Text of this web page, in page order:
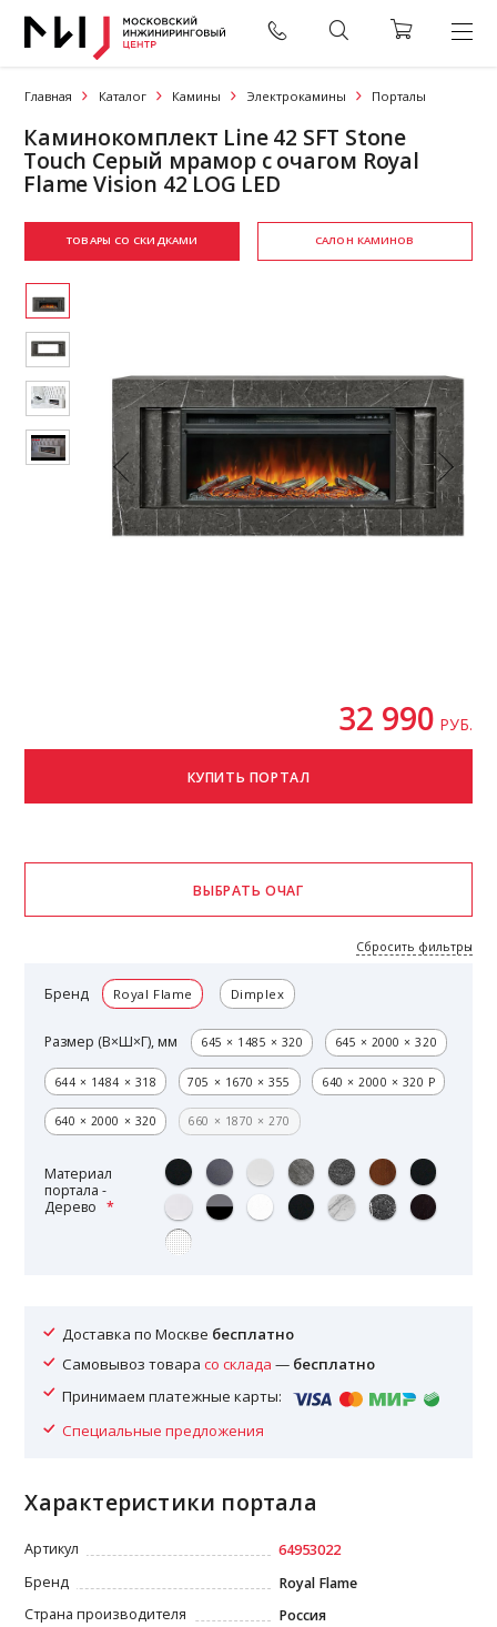
Главная Каталог Камины Электрокамины Порталы
Каминокомплект Line 42 SFT Stone
Touch Серый мрамор с очагом Royal
Flame Vision 42 LOG LED
ТОВАРЫ СО СКИДКАМИ САЛОН КАМИНОВ
32 990 РУБ.
Бренд Royal Flame Dimplex
Размер (В×Ш×Г), мм 645 × 1485 × 320 645 × 2000 × 320
644 × 1484 × 318 705 × 1670 × 355 640 × 2000 × 320 Р
640 × 2000 × 320 660 × 1870 × 270
Материал
портала -
Дерево
Сбросить фильтры
Доставка по Москве бесплатно
Самовывоз товарасо склада — бесплатно
Принимаем платежные карты:
Специальные предложения
Характеристики портала
Артикул
64953022
Бренд
Royal Flame
Страна производителя
Россия